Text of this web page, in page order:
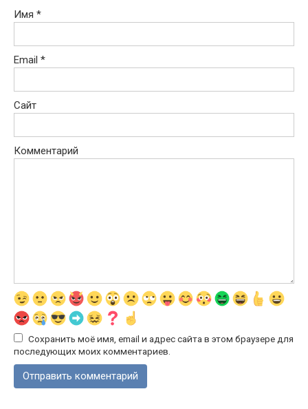
Имя *
Email *
Сайт
Комментарий
Сохранить моё имя, email и адрес сайта в этом браузере для
последующих моих комментариев.